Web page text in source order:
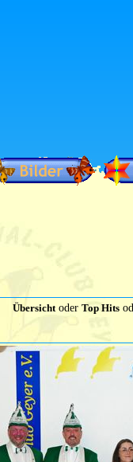
ÜbersichtoderTop Hits